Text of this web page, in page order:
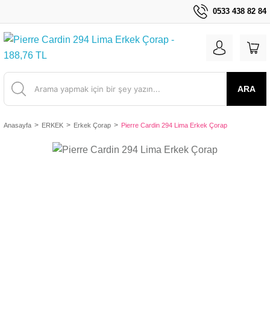
0533 438 82 84
ARA
Anasayfa ERKEK Erkek Çorap Pierre Cardin 294 Lima Erkek Çorap